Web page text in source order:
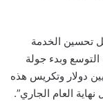
تحسين الخدمة
التوسع وبدء جولة
الأولى، هدفنا هو الحصول على 3 ملايين دولار وتكريس هذه
العام الجاري”.